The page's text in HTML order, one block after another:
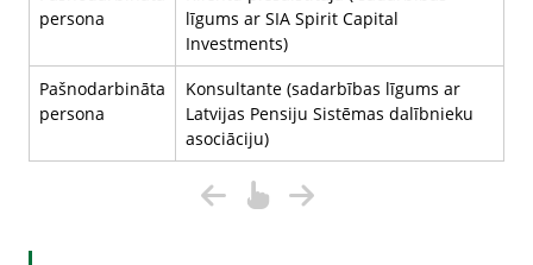
persona
līgums ar SIA Spirit Capital
Investments)
Pašnodarbināta
persona
Konsultante (sadarbības līgums ar
Latvijas Pensiju Sistēmas dalībnieku
asociāciju)